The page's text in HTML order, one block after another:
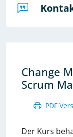
Change
Scrum
PDF
Der Kurs